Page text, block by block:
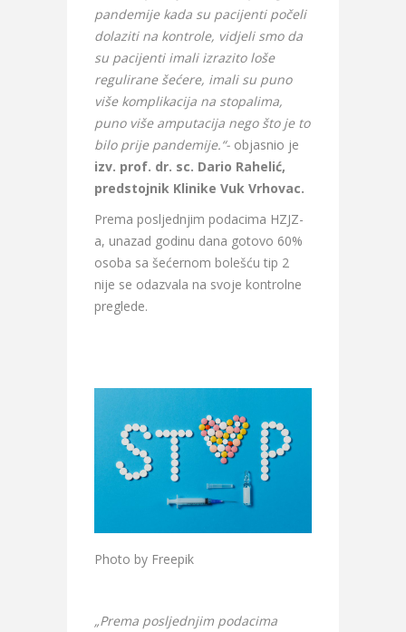
pandemije kada su pacijenti počeli
dolaziti na kontrole, vidjeli smo da
su pacijenti imali izrazito loše
regulirane šećere, imali su puno
više komplikacija na stopalima,
puno više amputacija nego što je to
bilo prije pandemije.“- objasnio je
izv. prof. dr. sc. Dario Rahelić,
predstojnik Klinike Vuk Vrhovac.
Prema posljednjim podacima HZJZ-
a, unazad godinu dana gotovo 60%
osoba sa šećernom bolešću tip 2
nije se odazvala na svoje kontrolne
preglede.
Photo by Freepik
„Prema posljednjim podacima